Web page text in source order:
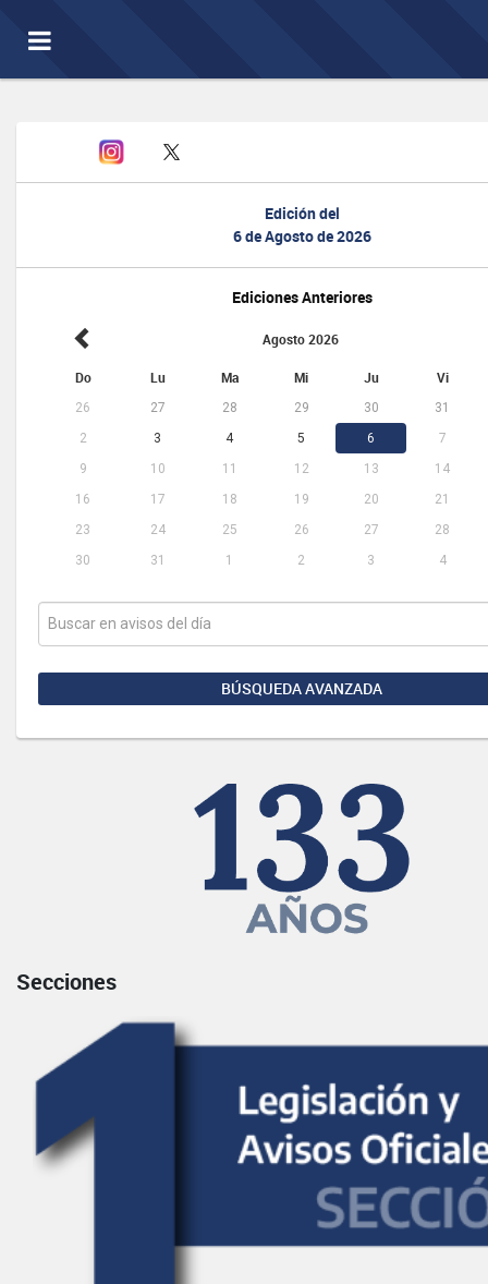
Toggle
navigation
Edición del
6 de Agosto de 2026
Ediciones Anteriores
Agosto 2026
Do Lu Ma Mi Ju Vi
26 27 28 29 30
31
2
3 4 5 6
7
9
10 11 12 13
14
16
17 18 19 20
21
23
24 25 26 27
28
30
31 1 2 3 4
BÚSQUEDA AVANZADA
Secciones